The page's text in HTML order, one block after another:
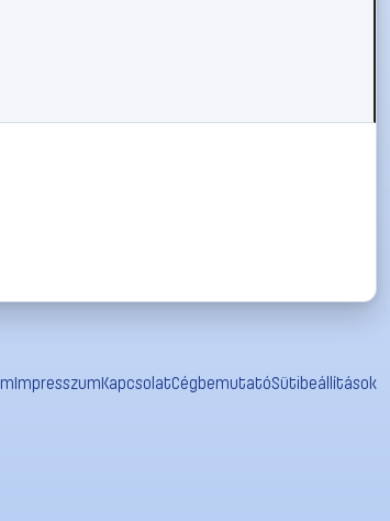
ImpresszumKapcsolatCégbemutatóSütibeállítások